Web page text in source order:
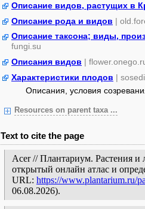
Описание видов, растущих в
Описание рода и видов |
Описание таксона; виды,
fungi.su
Описания видов |
Характеристики плодов |
Описания, условия
Resources on parent taxa ...
Text to cite the page
Acer // Плантариум. Растения
открытый онлайн атлас и
URL: https://www.plantarium.ru/
06.08.2026).